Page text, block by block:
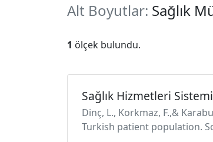
Alt Boyutlar: Sağlık
1 ölçek bulundu.
Sağlık Hizmetleri
Dinç, L., Korkmaz, F.,&
Turkish patient population.